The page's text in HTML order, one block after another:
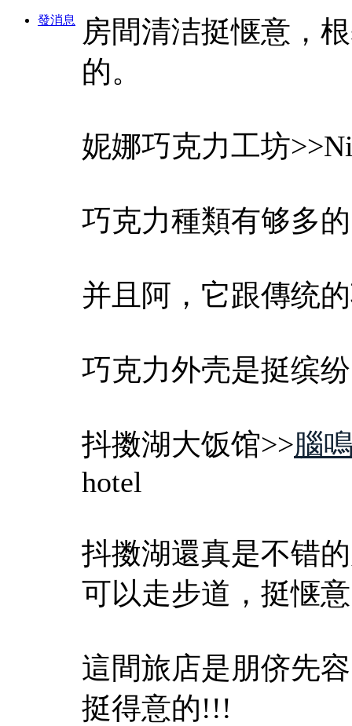
發消息
房間清洁挺惬意，
的。
妮娜巧克力工坊
巧克力種類有够多
并且阿，它跟傳统
巧克力外壳是挺缤
抖擞湖大饭馆>>腦
hotel
抖擞湖還真是不错
可以走步道，挺惬意
這間旅店是朋侪先
挺得意的!!!